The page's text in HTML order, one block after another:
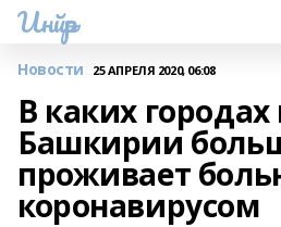
Инйәр
Новости 25 АПРЕЛЯ 2020, 06:08
В каких
Башкирии
проживает
коронавирусом